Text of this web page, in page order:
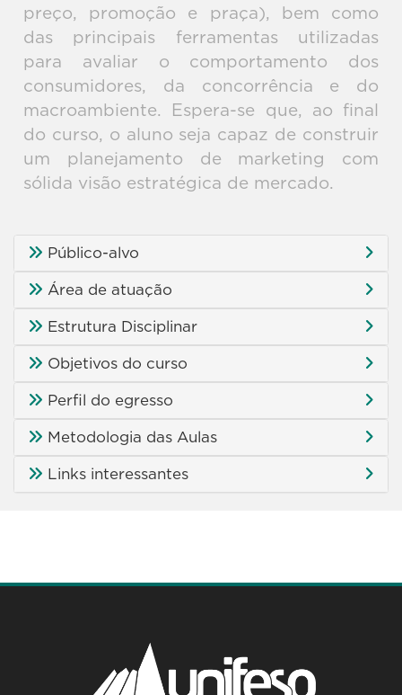
preço, promoção e praça), bem como
das principais ferramentas utilizadas
para avaliar o comportamento dos
consumidores, da concorrência e do
macroambiente. Espera-se que, ao final
do curso, o aluno seja capaz de construir
um planejamento de marketing com
sólida visão estratégica de mercado.
Público-alvo
Área de atuação
Estrutura Disciplinar
Objetivos do curso
Perfil do egresso
Metodologia das Aulas
Links interessantes